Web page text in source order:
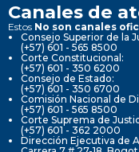
Canales de
Estos No son canales
Consejo Superior de la
(+57) 601 - 565 8500
Corte Constitucional:
(+57) 601 - 350 6200
Consejo de Estado:
(+57) 601 - 350 6700
Comisión Nacional de
(+57) 601 - 565 8500
Corte Suprema de
(+57) 601 - 362 2000
Dirección Ejecutiva de